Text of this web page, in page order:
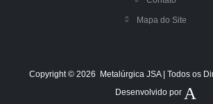
Mapa do Site
Copyright © 2026 Metalúrgica JSA | Todos os
Desenvolvido por